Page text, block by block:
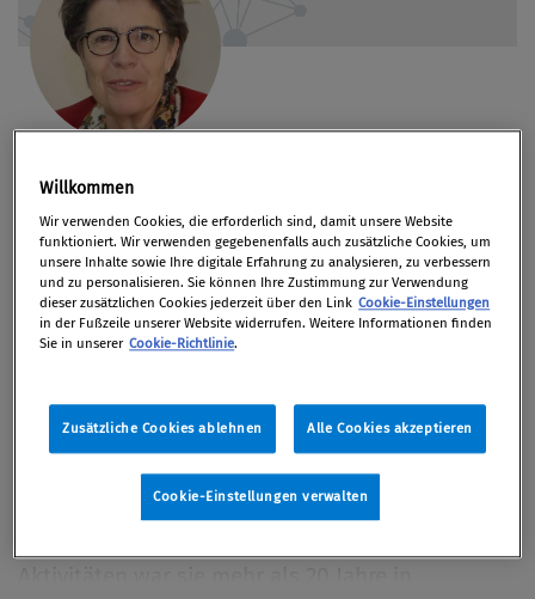
Dr. Barbara Neiger MBA
Artikel auf Xing teilen
Artikel auf linkedIn teilen
Artikel auf Facebook teilen
Artikellink kopieren
Artikel per Mail teilen
Vita
Dr. Barbara Neiger, MA, MBA berät als
selbständige Konsulentin Organisationen über
die Entwicklung, Implementierung und Wartung
von Compliance-/Anti-Korruptions-
Willkommen
Wir verwenden Cookies, die erforderlich sind, damit unsere Website
funktioniert. Wir verwenden gegebenenfalls auch zusätzliche Cookies, um
unsere Inhalte sowie Ihre digitale Erfahrung zu analysieren, zu verbessern
und zu personalisieren. Sie können Ihre Zustimmung zur Verwendung
dieser zusätzlichen Cookies jederzeit über den Link Cookie-Einstellungen
in der Fußzeile unserer Website widerrufen. Weitere Informationen finden
Sie in unserer Cookie-Richtlinie.
Zusätzliche Cookies ablehnen Alle Cookies akzeptieren
Cookie-Einstellungen verwalten